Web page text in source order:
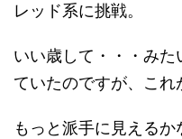
レッド系に挑戦。
いい歳して・・・み
ていたのですが、これ
もっと派手に見える